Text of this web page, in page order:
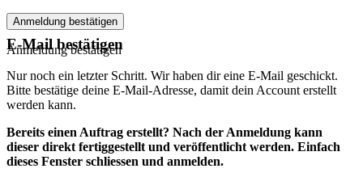
Anmeldung bestätigen
Anmeldung bestätigen
E-Mail bestätigen
Nur noch ein letzter Schritt. Wir haben dir eine E-Mail geschickt.
Bitte bestätige deine E-Mail-Adresse, damit dein Account erstellt
werden kann.
Bereits einen Auftrag erstellt? Nach der Anmeldung kann
dieser direkt fertiggestellt und veröffentlicht werden. Einfach
dieses Fenster schliessen und anmelden.